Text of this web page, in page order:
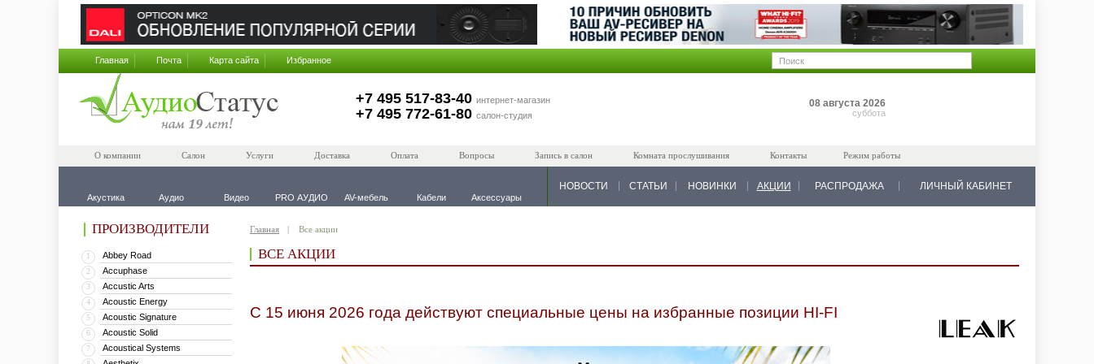
Главная Почта Карта сайта Избранное
+7 495 517-83-40 интернет-магазин
+7 495 772-61-80 салон-студия
08 августа 2026
суббота
О компании Салон Услуги Доставка Оплата Вопросы Запись в салон Комната прослушивания Контакты Режим работы
Акустика Аудио Видео PRO АУДИО AV-мебель Кабели Аксессуары
НОВОСТИ СТАТЬИ НОВИНКИ АКЦИИ РАСПРОДАЖА ЛИЧНЫЙ КАБИНЕТ
ПРОИЗВОДИТЕЛИ
1 Abbey Road
2 Accuphase
3 Accustic Arts
4 Acoustic Energy
5 Acoustic Signature
6 Acoustic Solid
7 Acoustical Systems
Главная Все акции
ВСЕ АКЦИИ
С 15 июня 2026 года действуют специальные цены на избранные позиции HI-FI